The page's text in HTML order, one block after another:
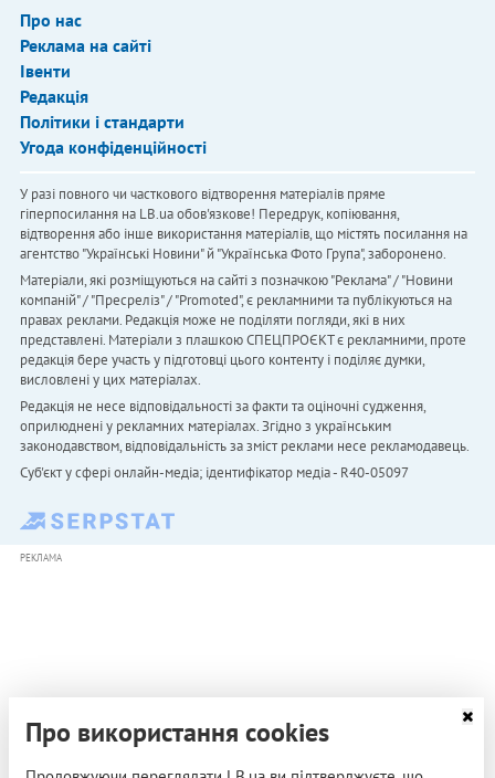
Про нас
Реклама на сайті
Івенти
Редакція
Політики і стандарти
Угода конфіденційності
У разі повного чи часткового відтворення матеріалів пряме
гіперпосилання на LB.ua обов'язкове! Передрук, копіювання,
відтворення або інше використання матеріалів, що містять посилання на
агентство "Українськi Новини" й "Українська Фото Група", заборонено.
Матеріали, які розміщуються на сайті з позначкою "Реклама" / "Новини
компаній" / "Пресреліз" / "Promoted", є рекламними та публікуються на
правах реклами. Редакція може не поділяти погляди, які в них
представлені. Матеріали з плашкою СПЕЦПРОЄКТ є рекламними, проте
редакція бере участь у підготовці цього контенту і поділяє думки,
висловлені у цих матеріалах.
Редакція не несе відповідальності за факти та оціночні судження,
оприлюднені у рекламних матеріалах. Згідно з українським
законодавством, відповідальність за зміст реклами несе рекламодавець.
Cуб'єкт у сфері онлайн-медіа; ідентифікатор медіа - R40-05097
РЕКЛАМА
Про використання cookies